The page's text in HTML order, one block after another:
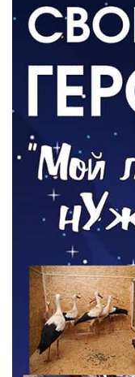
06.08.2026
Новый настил
05.08.2026